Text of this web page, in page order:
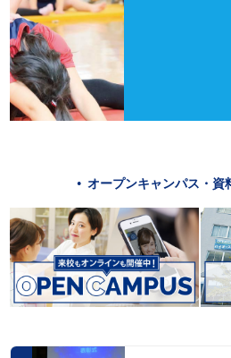
オープンキャンパス・資